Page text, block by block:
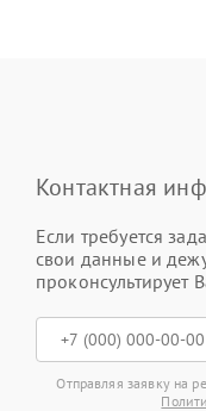
Контактная
Если требуется
свои данные и
проконсультирует
Отправляя заявку на